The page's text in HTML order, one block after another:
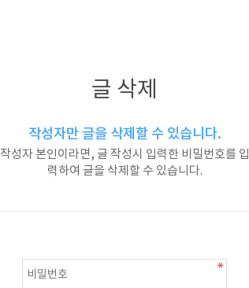
글 삭제
작성자만 글을 삭제할 수 있습니다.
작성자 본인이라면, 글 작성시 입력한 비밀번호를 입
력하여 글을 삭제할 수 있습니다.